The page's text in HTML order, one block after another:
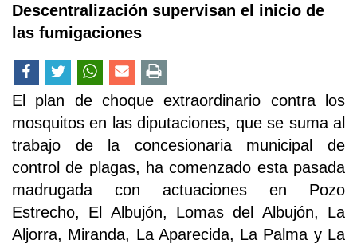
Descentralización supervisan el inicio de
las fumigaciones
El plan de choque extraordinario contra los
mosquitos en las diputaciones, que se suma al
trabajo de la concesionaria municipal de
control de plagas, ha comenzado esta pasada
madrugada con actuaciones en Pozo
Estrecho, El Albujón, Lomas del Albujón, La
Aljorra, Miranda, La Aparecida, La Palma y La